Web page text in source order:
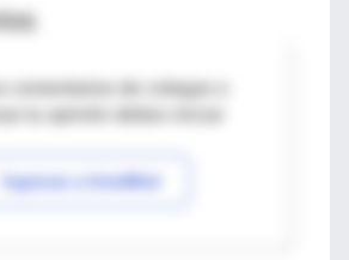
comentarios de colegas o
Ingresar a IntraMed